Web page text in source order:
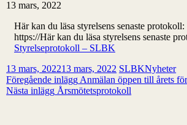
13 mars, 2022
Här kan du läsa styrelsens senaste protokoll:
https://Här kan du läsa styrelsens senaste
Styrelseprotokoll – SLBK
13 mars, 202213 mars, 2022 SLBKNyheter
Inläggsnavigering
Föregående inlägg Anmälan öppen till årets
Nästa inlägg Årsmötetsprotokoll